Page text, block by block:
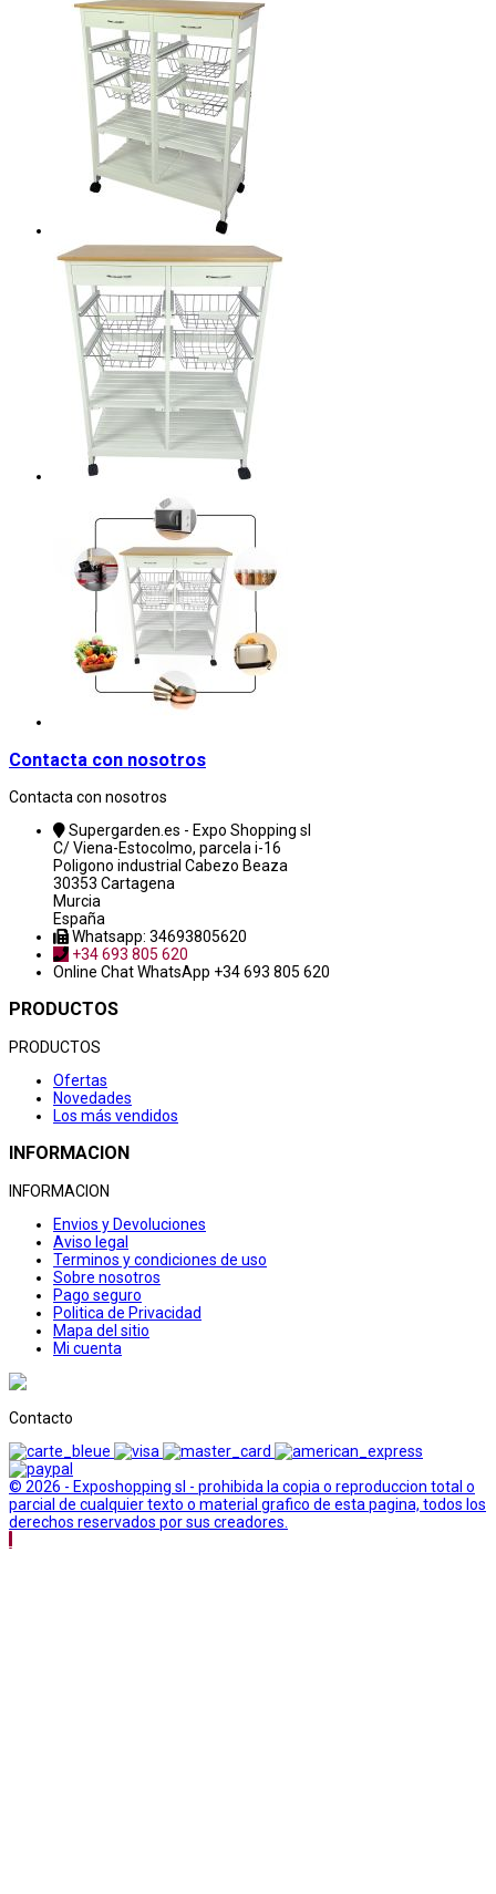
Contacta con nosotros
Contacta con nosotros
Supergarden.es - Expo Shopping sl
C/ Viena-Estocolmo, parcela i-16
Poligono industrial Cabezo Beaza
30353 Cartagena
Murcia
España
Whatsapp: 34693805620
+34 693 805 620
Online ChatWhatsApp +34 693 805 620
PRODUCTOS
PRODUCTOS
Ofertas
Novedades
Los más vendidos
INFORMACION
INFORMACION
Envios y Devoluciones
Aviso legal
Terminos y condiciones de uso
Sobre nosotros
Pago seguro
Politica de Privacidad
Mapa del sitio
Mi cuenta
Contacto
© 2026 - Exposhopping sl - prohibida la copia o reproduccion total o
parcial de cualquier texto o material grafico de esta pagina, todos los
derechos reservados por sus creadores.